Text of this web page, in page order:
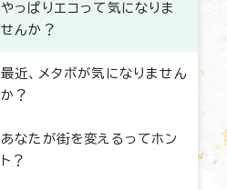
やっぱりエコって気になりま
せんか？
最近、メタボが気になりません
か？
あなたが街を変えるってホン
ト？